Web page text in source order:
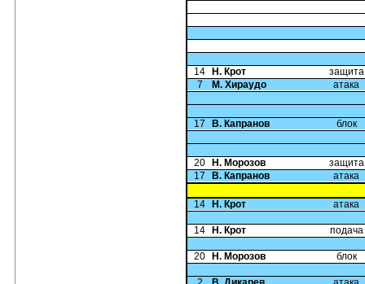
14 Н. Крот
защита
7
М. Хираудо атака
17 В. Капранов блок
20 Н. Морозов
защита
17
В. Капранов атака
14 Н. Крот атака
14 Н. Крот подача
20 Н. Морозов блок